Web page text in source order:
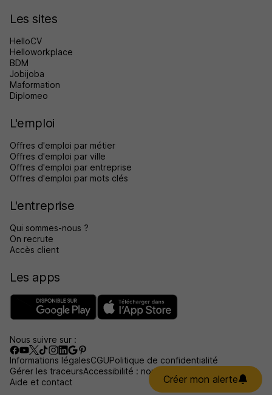
Créer mon alerte
Les sites
HelloCV
Helloworkplace
BDM
Jobijoba
Maformation
Diplomeo
L'emploi
Offres d'emploi par métier
Offres d'emploi par ville
Offres d'emploi par entreprise
Offres d'emploi par mots clés
L'entreprise
Qui sommes-nous ?
On recrute
Accès client
Les apps
Nous suivre sur :
Informations légalesCGUPolitique de confidentialité
Gérer les traceursAccessibilité : non conforme
Aide et contact